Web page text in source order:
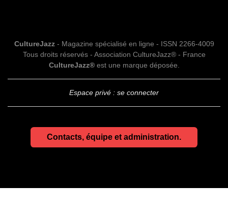
CultureJazz- Magazine spécialisé en ligne - ISSN 2266-4009
Tous droits réservés - Association CultureJazz® - France
CultureJazz®est une marque déposée.
Espace privé : se connecter
Contacts, équipe et administration.